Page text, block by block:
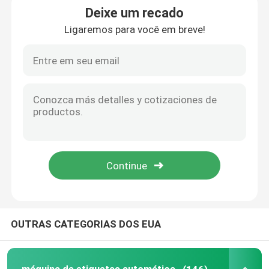
Máquina tampando automática
Máquina de etiquetas quadrada da garrafa
máquina de etiquetas do saco
máquina de etiquetas do tubo de ensaio
Deixe um recado
Ligaremos para você em breve!
OUTRAS CATEGORIAS DOS EUA